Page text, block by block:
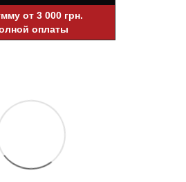
от 3 000 грн.
оплаты